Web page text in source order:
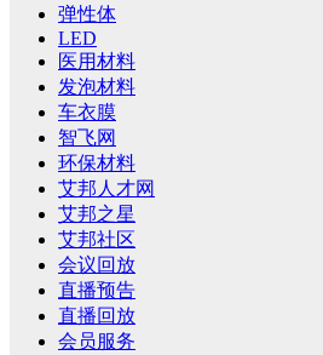
弹性体
LED
医用材料
发泡材料
车衣膜
智飞网
环保材料
艾邦人才网
艾邦之星
艾邦社区
会议回放
直播预告
直播回放
会员服务